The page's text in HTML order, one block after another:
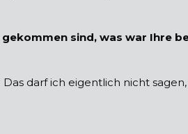
gekommen sind, was war Ihre
Das darf ich eigentlich nicht